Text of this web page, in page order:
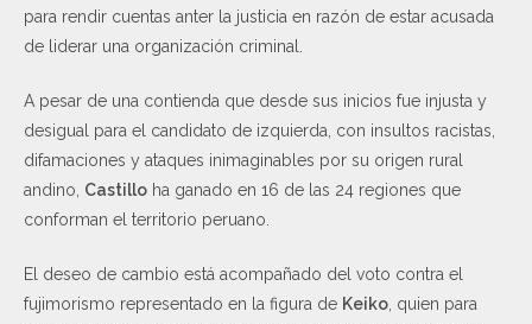
para rendir cuentas anter la justicia en razón de estar acusada
de liderar una organización criminal.
A pesar de una contienda que desde sus inicios fue injusta y
desigual para el candidato de izquierda, con insultos racistas,
difamaciones y ataques inimaginables por su origen rural
andino, Castillo ha ganado en 16 de las 24 regiones que
conforman el territorio peruano.
El deseo de cambio está acompañado del voto contra el
fujimorismo representado en la figura de Keiko , quien para